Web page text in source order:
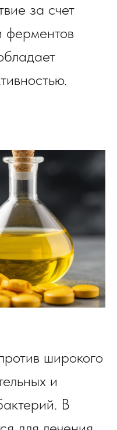
за счет
ферментов
широкого
и
В